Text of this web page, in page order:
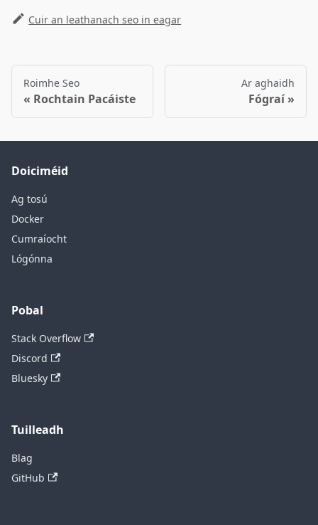
Cuir an leathanach seo in eagar
Roimhe Seo
Rochtain Pacáiste
Ar aghaidh
Fógraí
Doiciméid
Ag tosú
Docker
Cumraíocht
Lógónna
Pobal
Stack Overflow
Discord
Bluesky
Tuilleadh
Blag
GitHub